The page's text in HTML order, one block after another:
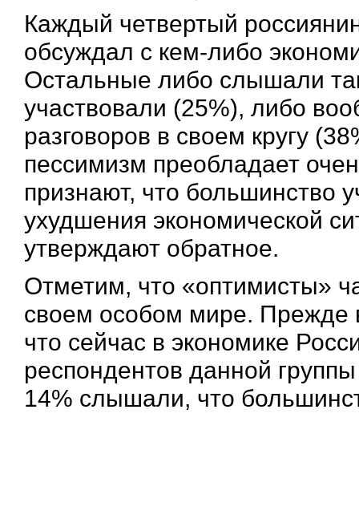
Каждый четвертый
обсуждал с кем-либо
Остальные либо слышали
участвовали (25%), либо
разговоров в своем кругу
пессимизм преобладает
признают, что большинство
ухудшения экономической
утверждают обратное.
Отметим, что «оптимисты»
своем особом мире. Прежде
что сейчас в экономике
респондентов данной
14% слышали, что